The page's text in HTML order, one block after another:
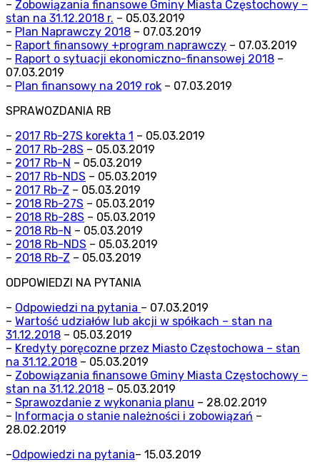
– Zobowiązania finansowe Gminy Miasta Częstochowy –
stan na 31.12.2018 r. – 05.03.2019
– Plan Naprawczy 2018 – 07.03.2019
– Raport finansowy +program naprawczy – 07.03.2019
– Raport o sytuacji ekonomiczno-finansowej 2018 –
07.03.2019
– Plan finansowy na 2019 rok – 07.03.2019
SPRAWOZDANIA RB
– 2017 Rb-27S korekta 1 – 05.03.2019
– 2017 Rb-28S – 05.03.2019
– 2017 Rb-N – 05.03.2019
– 2017 Rb-NDS – 05.03.2019
– 2017 Rb-Z – 05.03.2019
– 2018 Rb-27S – 05.03.2019
– 2018 Rb-28S – 05.03.2019
– 2018 Rb-N – 05.03.2019
– 2018 Rb-NDS – 05.03.2019
– 2018 Rb-Z – 05.03.2019
ODPOWIEDZI NA PYTANIA
– Odpowiedzi na pytania – 07.03.2019
– Wartość udziałów lub akcji w spółkach – stan na
31.12.2018 – 05.03.2019
– Kredyty poręcozne przez Miasto Częstochowa – stan
na 31.12.2018 – 05.03.2019
– Zobowiązania finansowe Gminy Miasta Częstochowy –
stan na 31.12.2018 – 05.03.2019
– Sprawozdanie z wykonania planu – 28.02.2019
– Informacja o stanie należności i zobowiązań –
28.02.2019
–Odpowiedzi na pytania– 15.03.2019